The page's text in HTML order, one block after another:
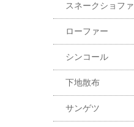
スネークショファ
ローファー
シンコール
下地散布
サンゲツ